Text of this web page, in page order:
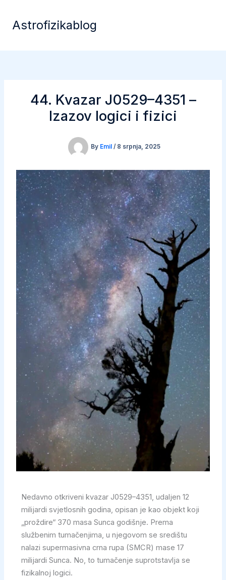
contentAstrofizikablog
44. Kvazar J0529–4351 –
Izazov logici i fizici
By Emil / 8 srpnja, 2025
Nedavno otkriveni kvazar J0529–4351, udaljen 12
milijardi svjetlosnih godina, opisan je kao objekt koji
„proždire“ 370 masa Sunca godišnje. Prema
službenim tumačenjima, u njegovom se središtu
nalazi supermasivna crna rupa (SMCR) mase 17
milijardi Sunca. No, to tumačenje suprotstavlja se
fizikalnoj logici.